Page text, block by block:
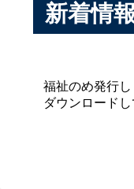
新着情
福祉のめ発行
ダウンロード